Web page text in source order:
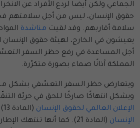
الجماعي ولكن أيضًا لردع الأفراد عن
حقوق الإنسان، ليس من أجل سلامتهم
سلامة أقاربهم. وقد لقيت مناشدة
يعيشون في الخارج، لهيئة حقوق
أجل المساعدة في رفع حظر السفر
المملكة آذانًا صماء بصورة متكرّرة.
ويتعارض حظر السفر التعسّفي بشكل
ويشكل انتهاكًا صارخًا للحق في حريّة
الإعلان العالمي لحقوق الإنسان (المادة 13) و
الإنسان
(المادة 21). كما أنها تنتهك